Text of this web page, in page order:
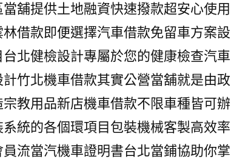
舖提供土地融資快速撥款超安心使用
借款即便選擇汽車借款免留車方案設
北健檢設計專屬於您的健康檢查汽車
竹北機車借款其實公營當舖就是由政
教用品新店機車借款不限車種皆可辦
統的各個環項目包裝機械客製高效率
流當汽機車證明書台北當鋪協助你掌